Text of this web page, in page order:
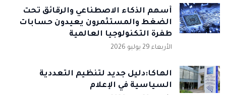
أسهم الذكاء الاصطناعي والرقائق تحت
الضغط والمستثمرون يعيدون حسابات
طفرة التكنولوجيا العالمية
الأربعاء 29 يوليو 2026
الهاكا:دليل جديد لتنظيم التعددية
السياسية في الإعلام